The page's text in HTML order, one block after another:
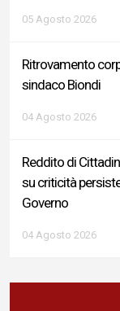
05 Agosto 2026
Ritrovamento
sindaco Biondi
04 Agosto 2026
Reddito di
su criticità
Governo
04 Agosto 2026
Sigismondi, Liris
Ministro Roccella